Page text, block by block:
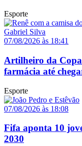
Esporte
07/08/2026 às 18:41
Artilheiro da
farmácia até
Esporte
07/08/2026 às 18:08
Fifa aponta 10
2030